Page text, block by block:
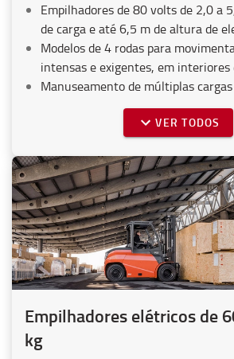
Empilhadores de 80 volts de 2,0 a
de carga e até 6,5 m de altura de
Modelos de 4 rodas para
intensas e exigentes, em
Manuseamento de múltiplas cargas
VER TODOS
Empilhadores elétricos de
kg